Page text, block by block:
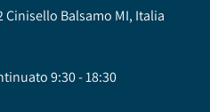
Cinisello Balsamo MI, Italia
9:30 - 18:30